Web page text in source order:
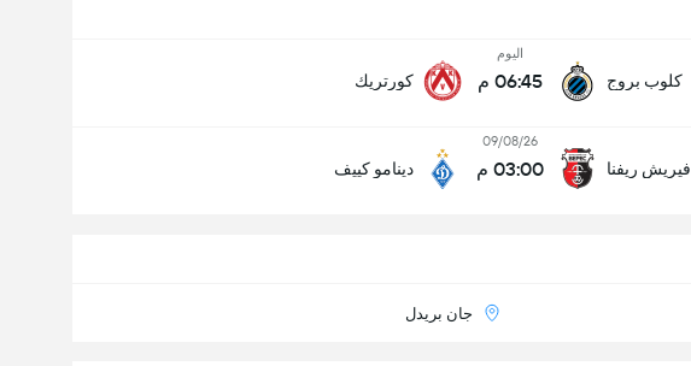
كلوب بروج
اليوم
06:45 م كورتريك
فيريش ريفنا
09/08/26
03:00 م دينامو كييف
جان بريدل